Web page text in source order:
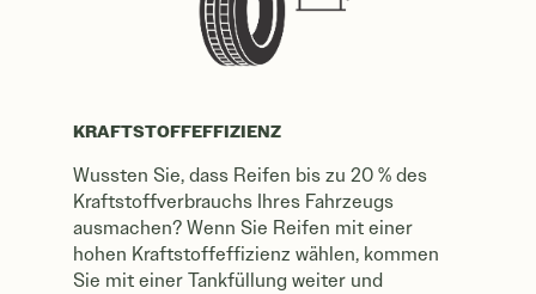
KRAFTSTOFFEFFIZIENZ
Wussten Sie, dass Reifen bis zu 20 % des
Kraftstoffverbrauchs Ihres Fahrzeugs
ausmachen? Wenn Sie Reifen mit einer
hohen Kraftstoffeffizienz wählen, kommen
Sie mit einer Tankfüllung weiter und